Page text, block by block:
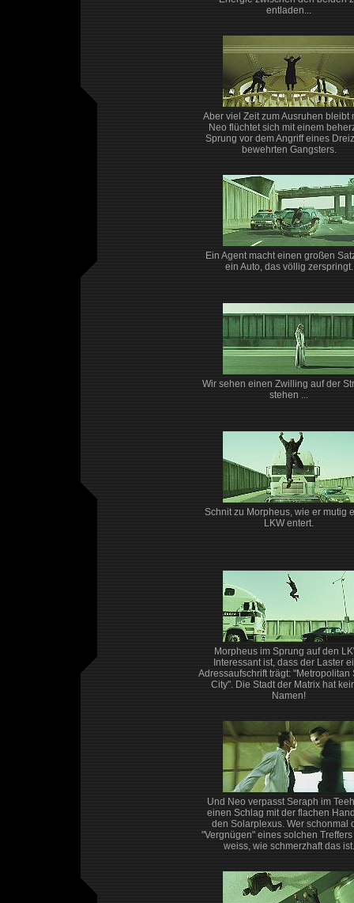
entladen...
Aber viel Zeit zum Ausruhen bleibt
Neo flüchtet sich mit einem
Sprung vor dem Angriff eines
bewehrten Gangsters.
Ein Agent macht einen großen
ein Auto, das völlig zerspringt.
Wir sehen einen Zwilling auf der
stehen ...
Schnit zu Morpheus, wie er mutig
LKW entert.
Morpheus im Sprung auf den
Interessant ist, dass der Laster
Adressaufschrift trägt: "Metropolitan
City". Die Stadt der Matrix hat
Namen!
Und Neo verpasst Seraph im
einen Schlag mit der flachen
den Solarplexus. Wer schonmal
"Vergnügen" eines solchen
weiss, wie schmerzhaft das ist.